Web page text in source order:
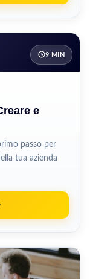
9 MIN
e
passo per
tua azienda